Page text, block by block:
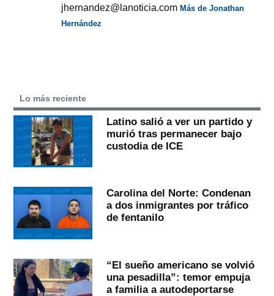
jhernandez@lanoticia.comMás de Jonathan
Hernández
Lo más reciente
Latino salió a ver un partido y
murió tras permanecer bajo
custodia de ICE
Carolina del Norte: Condenan
a dos inmigrantes por tráfico
de fentanilo
“El sueño americano se volvió
una pesadilla”: temor empuja
a familia a autodeportarse